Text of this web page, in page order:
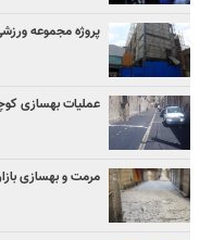
پروژه مجموعه
عملیات بهسازی
مرمت و بهسازی